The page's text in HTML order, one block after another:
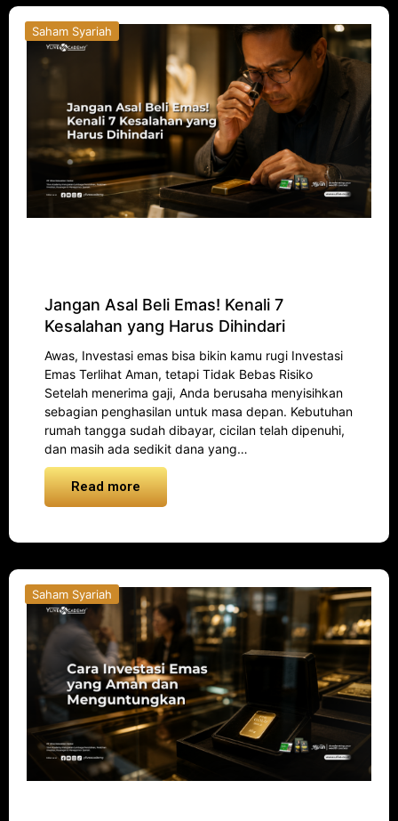
Saham Syariah
Jangan Asal Beli Emas! Kenali 7
Kesalahan yang Harus Dihindari
Awas, Investasi emas bisa bikin kamu rugi Investasi
Emas Terlihat Aman, tetapi Tidak Bebas Risiko
Setelah menerima gaji, Anda berusaha menyisihkan
sebagian penghasilan untuk masa depan. Kebutuhan
rumah tangga sudah dibayar, cicilan telah dipenuhi,
dan masih ada sedikit dana yang…
Read more
Saham Syariah